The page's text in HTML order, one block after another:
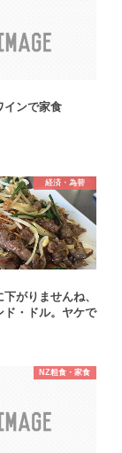
インで家食
経済・為替
がりませんね、
ド・ドル。ヤケで
NZ粗食・家食